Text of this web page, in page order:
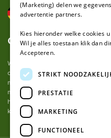
Over ons
Wij van robotmaaier-mesjes.nl
onderhoud van robot grasmaaier
maken. Uit ervaring merkten we
messen voor een automatische
het u makkelijk te maken om de
kopen.
(Marketing) delen we
advertentie partners.
Kies hieronder welke cookies
Wil je alles toestaan klik dan
Accepteren.
STRIKT
PRESTATIE
MARKETING
FUNCTIONEEL